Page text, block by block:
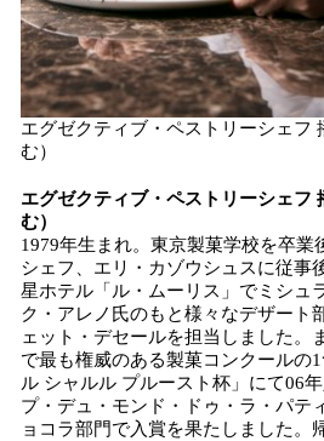
エグゼクティブ・ペストリーシェ
む）
エグゼクティブ・ペストリーシェ
む）
1979年生まれ。東京製菓学校を卒業
シェフ、エリ・カゾウシュスに従事
星ホテル「ル・ムーリス」でミシュ
ク・アレノ氏のもと様々なデザート
ェット・デセールを担当しました。
で最も権威のある製菓コンクールの
ル シャルル プルースト杯」にて06
プ・デュ・モンド・ドゥ・ラ・パテ
ョコラ部門で入賞を果たしました。